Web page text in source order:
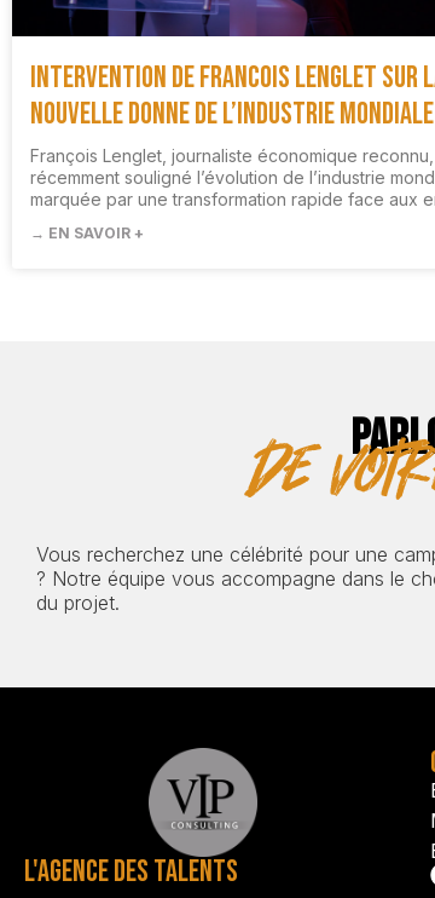
Intervention de Francois Lenglet sur
nouvelle donne de l’industrie mondiale
François Lenglet, journaliste économique
récemment souligné l’évolution de l’industrie
marquée par une transformation rapide face aux
→ EN SAVOIR +
de
Vous recherchez une célébrité pour une
? Notre équipe vous accompagne dans le
du projet.
L'AGENCE DES TALENTS